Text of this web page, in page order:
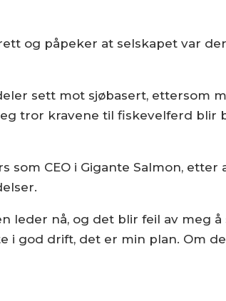
og påpeker at selskapet var
sett mot sjøbasert, ettersom
tror kravene til fiskevelferd blir
som CEO i Gigante Salmon,
leder nå, og det blir feil av meg
god drift, det er min plan. Om